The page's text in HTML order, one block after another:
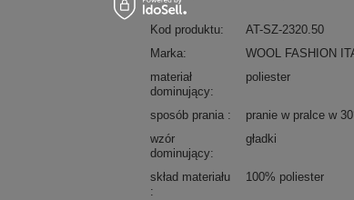
Kod produktu
AT-SZ-2320.50
Marka
WOOL FASHION
materiał
dominujący
poliester
sposób prania
pranie w pralce w
wzór
dominujący
gładki
skład materiału 100% poliester